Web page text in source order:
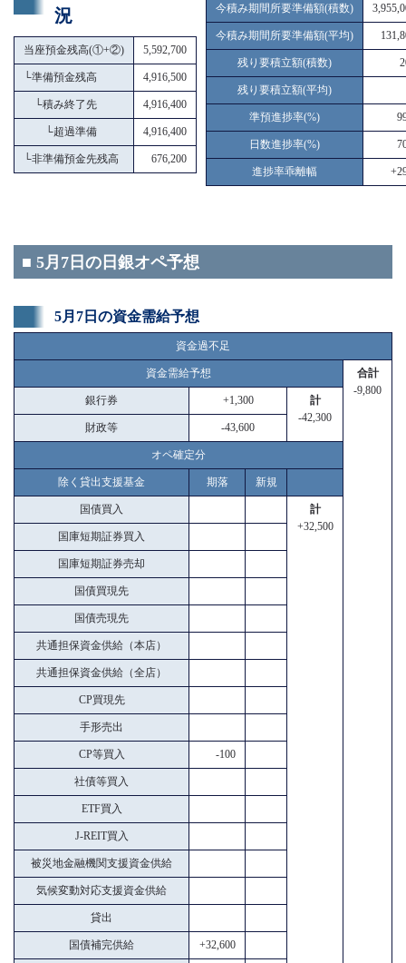
況
当座預金残高(①+②) 5,592,700
└準備預金残高 4,916,500
└積み終了先 4,916,400
└超過準備 4,916,400
└非準備預金先残高 676,200
今積み期間所要準備額(積数)
今積み期間所要準備額(平均)
残り要積立額(積数)
残り要積立額(平均)
準預進捗率(%)
日数進捗率(%)
進捗率乖離幅
■ 5月7日の日銀オペ予想
5月7日の資金需給予想
資金過不足
資金需給予想
合計
-9,800
銀行券 +1,300
計
-42,300
財政等 -43,600
オペ確定分
除く貸出支援基金 期落 新規
国債買入
計
+32,500
国庫短期証券買入
国庫短期証券売却
国債買現先
国債売現先
共通担保資金供給（本店）
共通担保資金供給（全店）
CP買現先
手形売出
CP等買入 -100
社債等買入
ETF買入
J-REIT買入
被災地金融機関支援資金供給
気候変動対応支援資金供給
貸出
国債補完供給 +32,600